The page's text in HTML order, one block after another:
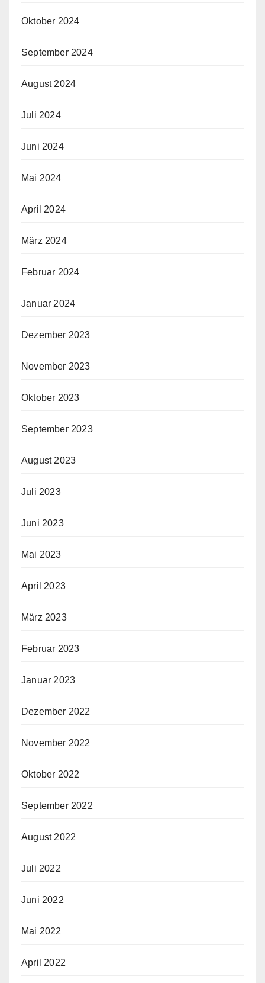
Oktober 2024
September 2024
August 2024
Juli 2024
Juni 2024
Mai 2024
April 2024
März 2024
Februar 2024
Januar 2024
Dezember 2023
November 2023
Oktober 2023
September 2023
August 2023
Juli 2023
Juni 2023
Mai 2023
April 2023
März 2023
Februar 2023
Januar 2023
Dezember 2022
November 2022
Oktober 2022
September 2022
August 2022
Juli 2022
Juni 2022
Mai 2022
April 2022